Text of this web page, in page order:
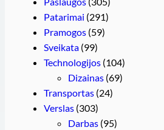
Patarimai (291)
Pramogos (59)
Sveikata (99)
Technologijos (104)
Dizainas (69)
Transportas (24)
Verslas (303)
Darbas (95)